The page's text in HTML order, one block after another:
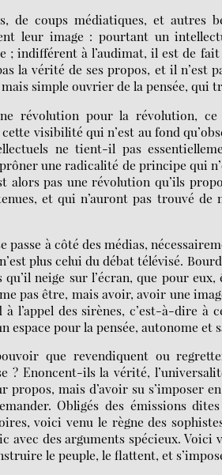
de coups médiatiques, et autres
leur image : pourtant un
indifférent à l’audimat, il est de
la vérité de ses propos, et il n’est
simple ouvrier de la pensée, qui
révolution pour la révolution,
visibilité qui n’est au fond
ne tient-il pas
une radicalité de principe qui
alors pas une révolution qu’ils
et qui n’auront pas trouvé de
passe à côté des médias,
plus celui du débat télévisé.
qu’il neige sur l’écran, que pour
pas être, mais avoir, avoir une
à l’appel des sirènes, c’est-à-dire
espace pour la pensée, autonome
que revendiquent ou
? Enoncent-ils la vérité,
propos, mais d’avoir su s’imposer
Obligés des émissions
voici venu le règne des
avec des arguments spécieux.
le peuple, le flattent, et